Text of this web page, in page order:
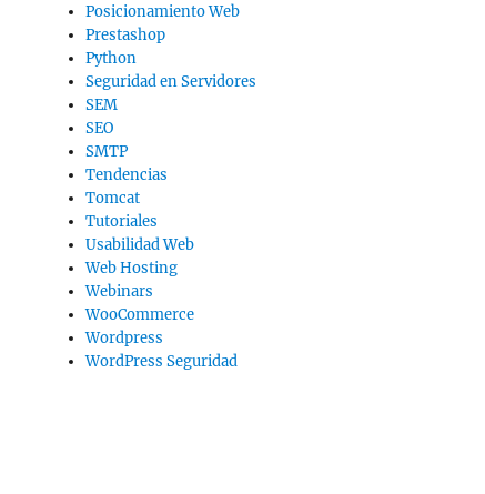
Posicionamiento Web
Prestashop
Python
Seguridad en Servidores
SEM
SEO
SMTP
Tendencias
Tomcat
Tutoriales
Usabilidad Web
Web Hosting
Webinars
WooCommerce
Wordpress
WordPress Seguridad